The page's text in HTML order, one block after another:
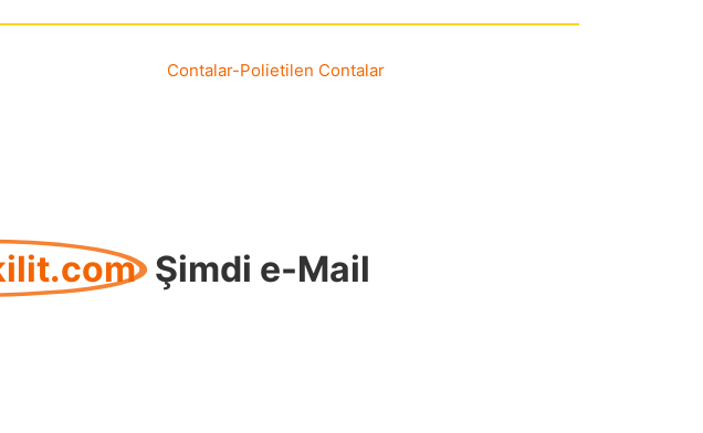
Contalar-Polietilen Contalar
Şimdi e-Mail